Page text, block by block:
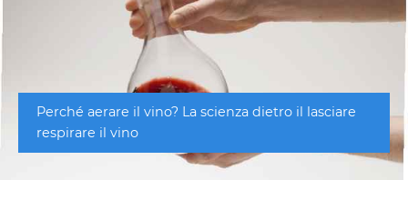
Perché aerare il vino? La scienza dietro il lasciare
respirare il vino